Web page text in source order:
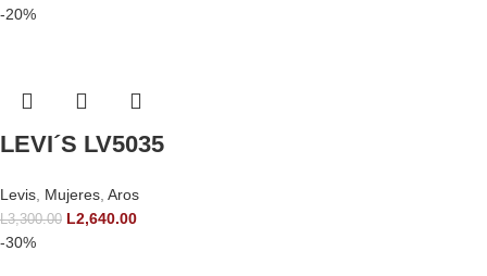
-20%
LEVI´S LV5035
Levis, Mujeres, Aros
L3,300.00 L2,640.00
-30%